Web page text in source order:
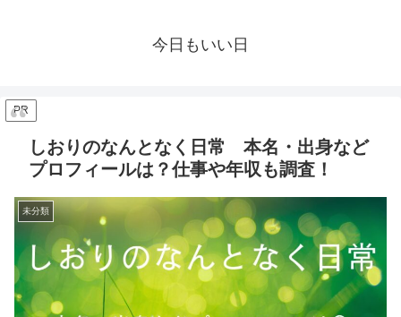
今日もいい日
PR
しおりのなんとなく日常 本名・出身など
プロフィールは？仕事や年収も調査！
未分類